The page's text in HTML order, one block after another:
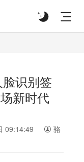
识别签
新时代
09:14:49
骆